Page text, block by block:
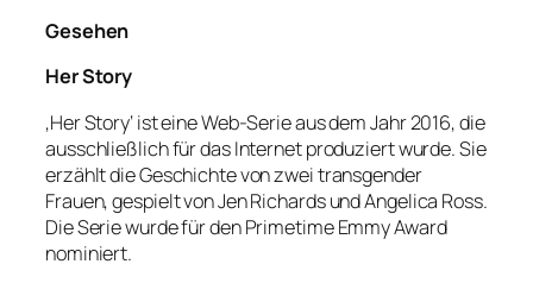
Gesehen
Her Story
‚Her Story‘ ist eine Web-Serie aus dem Jahr 2016, die
ausschließlich für das Internet produziert wurde. Sie
erzählt die Geschichte von zwei transgender
Frauen, gespielt von Jen Richards und Angelica Ross.
Die Serie wurde für den Primetime Emmy Award
nominiert.